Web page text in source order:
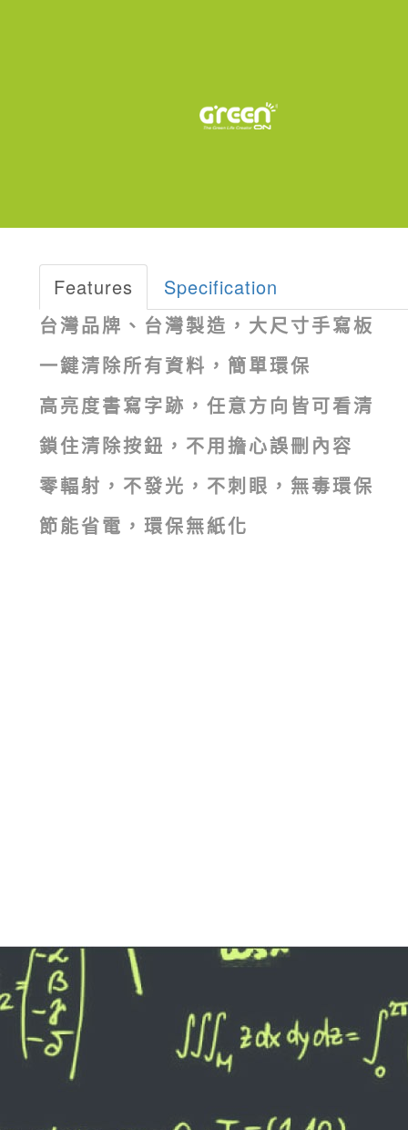
Green Board 42
吋磁性電紙板
大尺寸
Green Board 30
吋磁性電紙板
大尺寸
【Green Board】
15吋 磁性手寫板
特殊型
Features
Specification
台灣品牌、台灣製造，大尺寸手寫板
一鍵清除所有資料，簡單環保
高亮度書寫字跡，任意方向皆可看清
鎖住清除按鈕，不用擔心誤刪內容
零輻射，不發光，不刺眼，無毒環保
節能省電，環保無紙化